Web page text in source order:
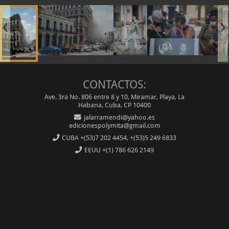
❮ ❯
CONTACTOS:
Ave. 3ra No. 806 entre 8 y 10, Miramar, Playa, La
Habana, Cuba, CP 10400
jalarramendi@yahoo.es
edicionespolymita@gmail.com
CUBA+(53)7 202 4454, +(53)5 249 6833
EEUU+(1) 786 626 2149